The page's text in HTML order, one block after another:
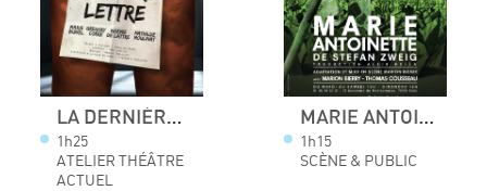
LA DERNIÈRE LETTRE
1h25
ATELIER THÉÂTRE
ACTUEL
MARIE ANTOINETTE
1h15
SCÈNE & PUBLIC